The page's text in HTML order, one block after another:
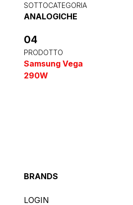
SOTTOCATEGORIA
ANALOGICHE
04
PRODOTTO
Samsung Vega
290W
BRANDS
LOGIN